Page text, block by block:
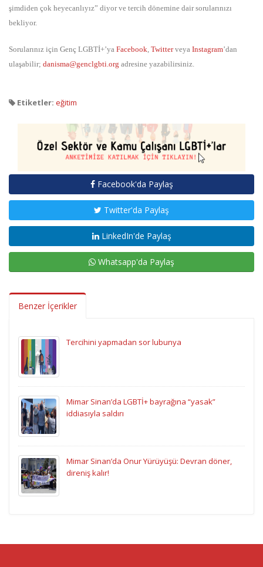
şimdiden çok heyecanlıyız” diyor ve tercih dönemine dair sorularınızı
bekliyor.
Sorularınız için Genç LGBTİ+’ya Facebook, Twitterveya Instagram’dan
ulaşabilir; danisma@genclgbti.org adresine yazabilirsiniz.
Etiketler: eğitim
Facebook'da Paylaş
Twitter'da Paylaş
LinkedIn'de Paylaş
Whatsapp'da Paylaş
Benzer İçerikler
Tercihini yapmadan sor lubunya
Mimar Sinan’da LGBTİ+ bayrağına “yasak”
iddiasıyla saldırı
Mimar Sinan’da Onur Yürüyüşü: Devran döner,
direniş kalır!